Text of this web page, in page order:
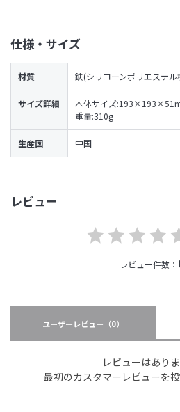
レビュー
レビュー件数：
ユーザーレビュー （0）
レビューはありま
最初のカスタマーレビューを
仕様・サイズ
材質 鉄(シリコーンポリエステル
サイズ詳細
本体サイズ
重量:310g
生産国 中国